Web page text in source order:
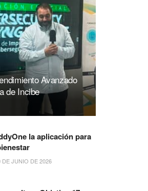
Avanzado
de Incibe
la aplicación para
JUNIO DE 2026